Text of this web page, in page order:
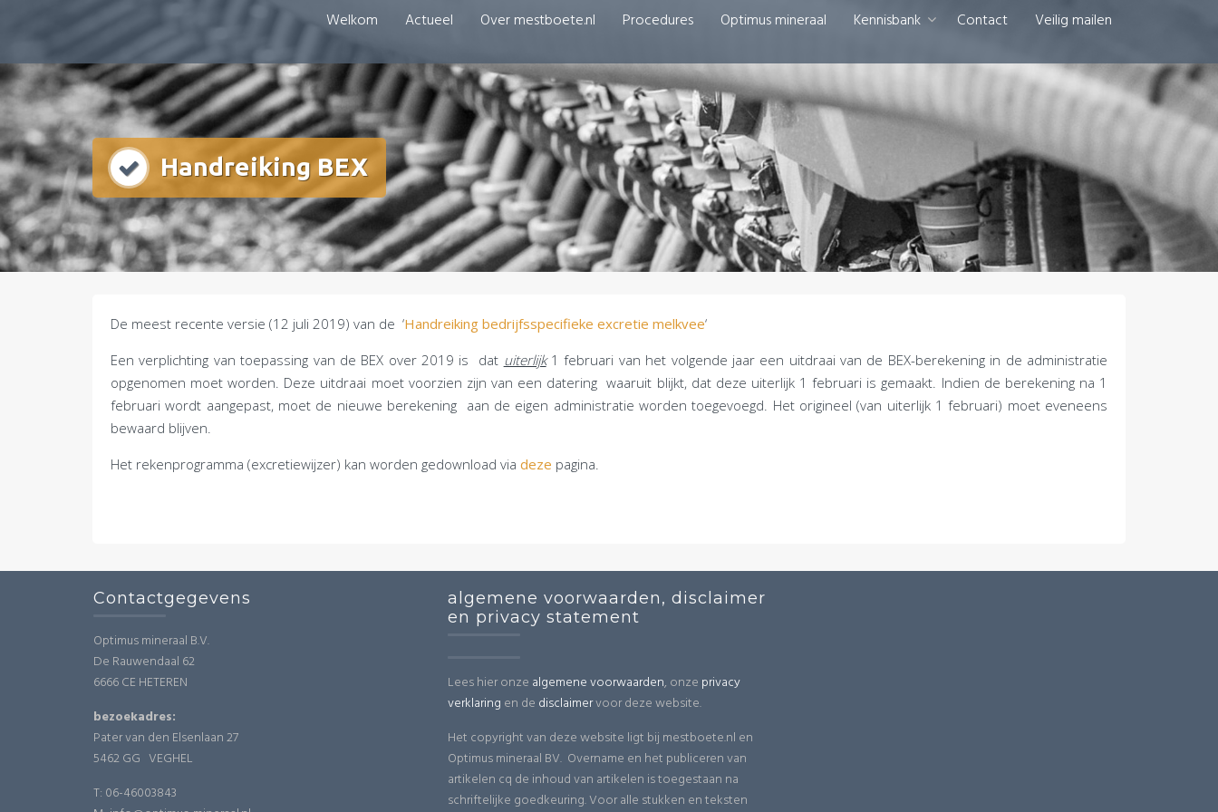
mestboete.nl
Welkom Actueel Over mestboete.nl Procedures Optimus mineraal Kennisbank Contact Veilig mailen
Handreiking BEX
De meest recente versie (12 juli 2019) van de ‘Handreiking bedrijfsspecifieke excretie melkvee‘
Een verplichting van toepassing van de BEX over 2019 is dat uiterlijk1 februari van het volgende jaar een uitdraai van de BEX-berekening in de administratie
opgenomen moet worden. Deze uitdraai moet voorzien zijn van een datering waaruit blijkt, dat deze uiterlijk 1 februari is gemaakt. Indien de berekening na 1
februari wordt aangepast, moet de nieuwe berekening aan de eigen administratie worden toegevoegd. Het origineel (van uiterlijk 1 februari) moet eveneens
bewaard blijven.
Het rekenprogramma (excretiewijzer) kan worden gedownload via deze pagina.
Contactgegevens
Optimus mineraal B.V.
De Rauwendaal 62
6666 CE HETEREN
bezoekadres:
Pater van den Elsenlaan 27
5462 GG VEGHEL
T: 06-46003843
algemene voorwaarden, disclaimer
en privacy statement
Lees hier onze algemene voorwaarden, onze privacy
verklaring en de disclaimervoor deze website.
Het copyright van deze website ligt bij mestboete.nl en
Optimus mineraal BV. Overname en het publiceren van
artikelen cq de inhoud van artikelen is toegestaan na
schriftelijke goedkeuring. Voor alle stukken en teksten